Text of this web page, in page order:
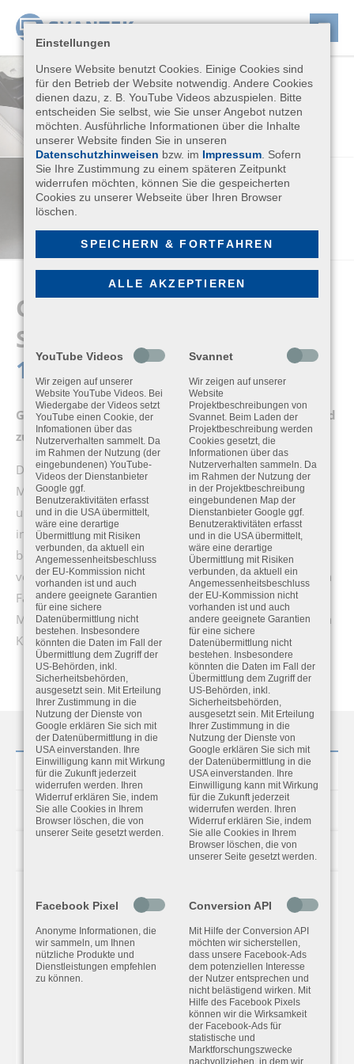
GANZKÖRPER-
SCHWINGUNGSMESSER
100A
Ganzkörpervibrationen mit dem SV 100A einfach und
zuverlässig messen
Der Messgerät SV 100A ist ideal für normgerechte
Messungen von Ganzkörpervibrationen nach der Lärm-
und Vibrations-Arbeitsschutzverordnung. Das Messgerät
inklusive triaxialem Sensor, Analysator und Display ist
bereits im Sitzkissen integriert. Es müssen keine Kabel
verlegt werden. Das normgerechte Sitzkissen wird auf den
Fahrersitz gelegt. Sobald der Fahrer sich hinsetzt, wird die
Messung automatisch gestartet. Die Messung ist somit ein
Kinderspiel.
Produkt
Eigenschaften
PRODUKT-BESCHREIBUNG
Alle laut gültiger Normen (ISO 2631, TRLV
Vibrationen) geforderten Messwerte werden
gleichzeitig gemessen und abgespeichert. Über die
integrierte Bluetooth-Schnittstelle können alle
Messwerte auf einem Tablet oder Smartphone
angezeigt werden. Zudem alarmiert die App, wenn
Einstellungen
Unsere Website benutzt Cookies. Einige Cookies sind
für den Betrieb der Website notwendig. Andere Cookies
dienen dazu, z. B. YouTube Videos abzuspielen. Bitte
entscheiden Sie selbst, wie Sie unser Angebot nutzen
möchten. Ausführliche Informationen über die Inhalte
unserer Website finden Sie in unseren
Datenschutzhinweisen bzw. im Impressum . Sofern
Sie Ihre Zustimmung zu einem späteren Zeitpunkt
widerrufen möchten, können Sie die gespeicherten
Cookies zu unserer Webseite über Ihren Browser
löschen.
SPEICHERN & FORTFAHREN
ALLE AKZEPTIEREN
YouTube Videos
Wir zeigen auf unserer
Website YouTube Videos. Bei
Wiedergabe der Videos setzt
YouTube einen Cookie, der
Infomationen über das
Nutzerverhalten sammelt. Da
im Rahmen der Nutzung (der
eingebundenen) YouTube-
Videos der Dienstanbieter
Google ggf.
Benutzeraktivitäten erfasst
und in die USA übermittelt,
wäre eine derartige
Übermittlung mit Risiken
verbunden, da aktuell ein
Angemessenheitsbeschluss
der EU-Kommission nicht
vorhanden ist und auch
andere geeignete Garantien
für eine sichere
Datenübermittlung nicht
bestehen. Insbesondere
könnten die Daten im Fall der
Übermittlung dem Zugriff der
US-Behörden, inkl.
Sicherheitsbehörden,
ausgesetzt sein. Mit Erteilung
Ihrer Zustimmung in die
Nutzung der Dienste von
Google erklären Sie sich mit
der Datenübermittlung in die
USA einverstanden. Ihre
Einwilligung kann mit Wirkung
für die Zukunft jederzeit
widerrufen werden. Ihren
Widerruf erklären Sie, indem
Sie alle Cookies in Ihrem
Browser löschen, die von
unserer Seite gesetzt werden.
Svannet
Wir zeigen auf unserer
Website
Projektbeschreibungen von
Svannet. Beim Laden der
Projektbeschreibung werden
Cookies gesetzt, die
Informationen über das
Nutzerverhalten sammeln. Da
im Rahmen der Nutzung der
in der Projektbeschreibung
eingebundenen Map der
Dienstanbieter Google ggf.
Benutzeraktivitäten erfasst
und in die USA übermittelt,
wäre eine derartige
Übermittlung mit Risiken
verbunden, da aktuell ein
Angemessenheitsbeschluss
der EU-Kommission nicht
vorhanden ist und auch
andere geeignete Garantien
für eine sichere
Datenübermittlung nicht
bestehen. Insbesondere
könnten die Daten im Fall der
Übermittlung dem Zugriff der
US-Behörden, inkl.
Sicherheitsbehörden,
ausgesetzt sein. Mit Erteilung
Ihrer Zustimmung in die
Nutzung der Dienste von
Google erklären Sie sich mit
der Datenübermittlung in die
USA einverstanden. Ihre
Einwilligung kann mit Wirkung
für die Zukunft jederzeit
widerrufen werden. Ihren
Widerruf erklären Sie, indem
Sie alle Cookies in Ihrem
Browser löschen, die von
unserer Seite gesetzt werden.
Facebook Pixel
Anonyme Informationen, die
wir sammeln, um Ihnen
nützliche Produkte und
Dienstleistungen empfehlen
zu können.
Conversion API
Mit Hilfe der Conversion API
möchten wir sicherstellen,
dass unsere Facebook-Ads
dem potenziellen Interesse
der Nutzer entsprechen und
nicht belästigend wirken. Mit
Hilfe des Facebook Pixels
können wir die Wirksamkeit
der Facebook-Ads für
statistische und
Marktforschungszwecke
nachvollziehen, in dem wir